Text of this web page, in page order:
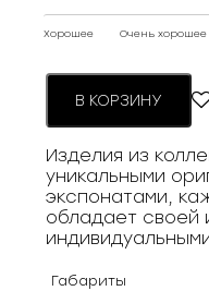
Хорошее Очень хорошее
В КОРЗИНУ
Изделия из
уникальными
экспонатами,
обладает своей
Габариты